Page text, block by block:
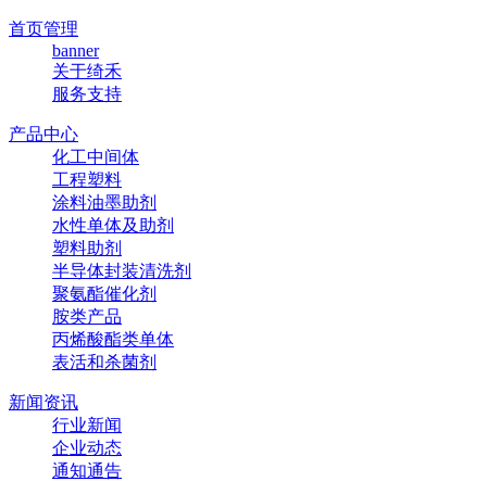
首页管理
banner
关于绮禾
服务支持
产品中心
化工中间体
工程塑料
涂料油墨助剂
水性单体及助剂
塑料助剂
半导体封装清洗剂
聚氨酯催化剂
胺类产品
丙烯酸酯类单体
表活和杀菌剂
新闻资讯
行业新闻
企业动态
通知通告